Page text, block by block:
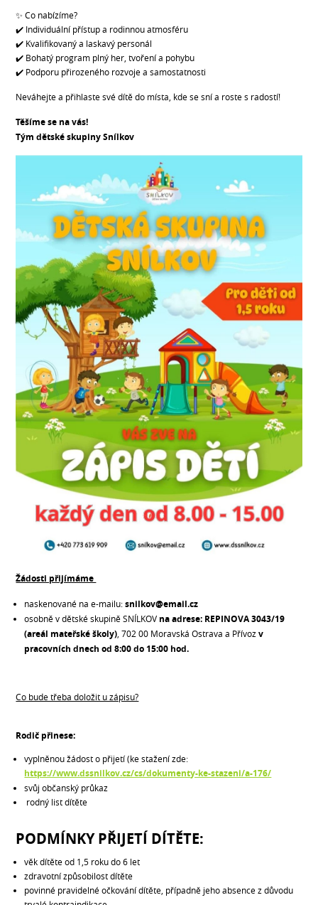
✨ Co nabízíme?
✔️ Individuální přístup a rodinnou atmosféru
✔️ Kvalifikovaný a laskavý personál
✔️ Bohatý program plný her, tvoření a pohybu
✔️ Podporu přirozeného rozvoje a samostatnosti
Neváhejte a přihlaste své dítě do místa, kde se sní a roste s radostí!
Těšíme se na vás!
Tým dětské skupiny Snílkov
Žádosti přijímáme
naskenované na e-mailu:snilkov@email.cz
osobně v dětské skupině SNÍLKOV na adrese: REPINOVA 3043/19
(areál mateřské školy), 702 00 Moravská Ostrava a Přívozv
pracovních dnech od 8:00 do 15:00 hod.
Co bude třeba doložit u zápisu?
Rodič přinese:
vyplněnou žádost o přijetí (ke stažení zde:
https://www.dssnilkov.cz/cs/dokumenty-ke-stazeni/a-176/
svůj občanský průkaz
rodný list dítěte
PODMÍNKY PŘIJETÍ DÍTĚTE:
věk dítěte od 1,5 roku do 6 let
zdravotní způsobilost dítěte
povinné pravidelné očkování dítěte, případně jeho absence z důvodu